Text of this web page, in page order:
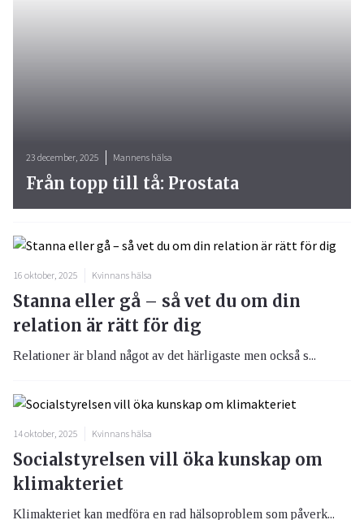
23 december, 2025 Mannens hälsa
Från topp till tå: Prostata
16 oktober, 2025 Kvinnans hälsa
Stanna eller gå – så vet du om din
relation är rätt för dig
Relationer är bland något av det härligaste men också s...
14 oktober, 2025 Kvinnans hälsa
Socialstyrelsen vill öka kunskap om
klimakteriet
Klimakteriet kan medföra en rad hälsoproblem som påverk...